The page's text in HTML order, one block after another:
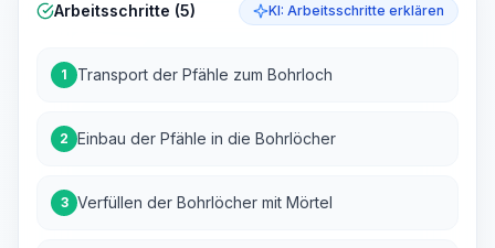
Arbeitsschritte (5) KI: Arbeitsschritte erklären
1 Transport der Pfähle zum Bohrloch
2 Einbau der Pfähle in die Bohrlöcher
3 Verfüllen der Bohrlöcher mit Mörtel